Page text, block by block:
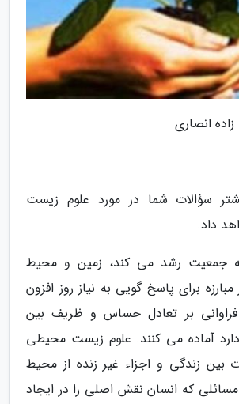
انصاری
سؤالات شما در مورد علوم زیست
داد.
جمعیت رشد می کند، زمین و محیط
برای پاسخ گویی به نیاز روز افزون
فراوانی بر تعادل حساس و ظریف بین
آماده می کنند. علوم زیست محیطی
بین زندگی و اجزاء غیر زنده از محیط
که انسان نقش اصلی را در ایجاد